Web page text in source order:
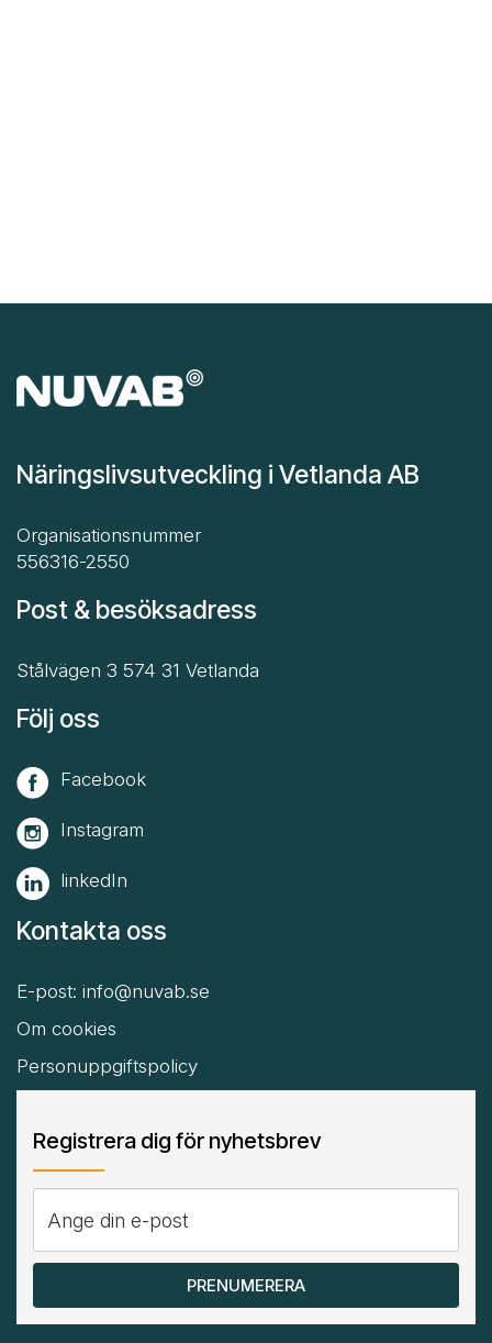
Näringslivsutveckling i Vetlanda AB
Organisationsnummer
556316-2550
Post & besöksadress
Stålvägen 3 574 31 Vetlanda
Följ oss
Facebook
Instagram
linkedIn
Kontakta oss
E-post: info@nuvab.se
Om cookies
Personuppgiftspolicy
Registrera dig för nyhetsbrev